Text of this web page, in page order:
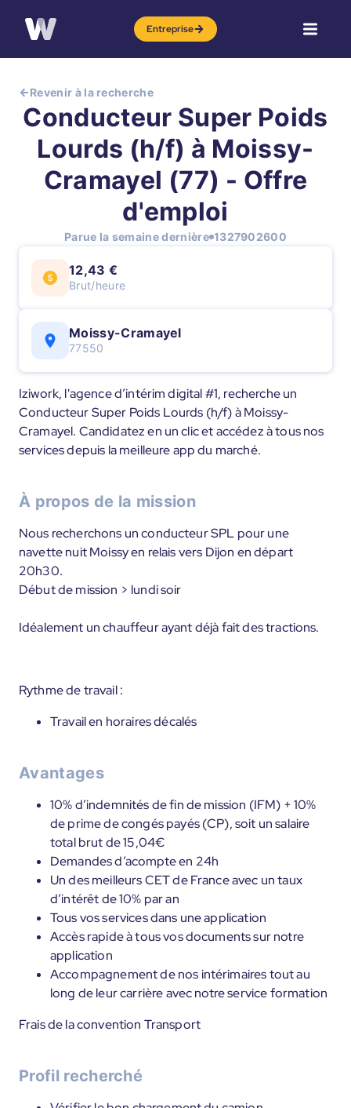
Entreprise
Revenir à la recherche
Conducteur Super Poids
Lourds (h/f) à Moissy-
Cramayel (77) - Offre
d'emploi
Parue la semaine dernière 1327902600
12,43 €
Brut/heure
Moissy-Cramayel
77550
Iziwork, l'agence d’intérim digital #1, recherche un
Conducteur Super Poids Lourds (h/f) à Moissy-
Cramayel. Candidatez en un clic et accédez à tous nos
services depuis la meilleure app du marché.
À propos de la mission
Nous recherchons un conducteur SPL pour une
navette nuit Moissy en relais vers Dijon en départ
20h30.
Début de mission > lundi soir
Idéalement un chauffeur ayant déjà fait des tractions.
Rythme de travail :
Travail en horaires décalés
Avantages
10% d’indemnités de fin de mission (IFM) + 10%
de prime de congés payés (CP), soit un salaire
total brut de 15,04€
Demandes d’acompte en 24h
Un des meilleurs CET de France avec un taux
d’intérêt de 10% par an
Tous vos services dans une application
Accès rapide à tous vos documents sur notre
application
Accompagnement de nos intérimaires tout au
long de leur carrière avec notre service formation
Frais de la convention Transport
Profil recherché